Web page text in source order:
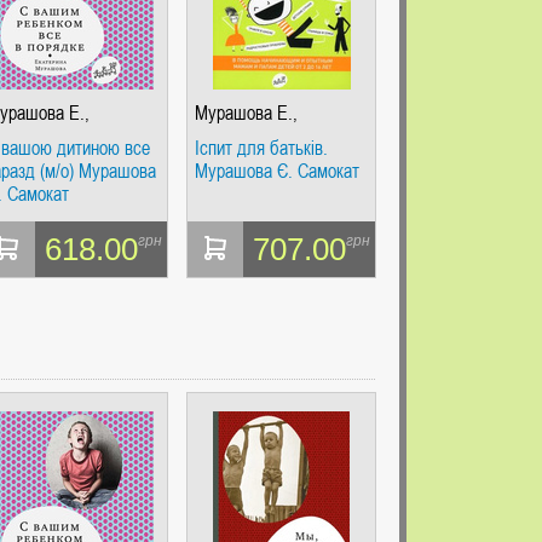
Е.,
Н.
дитиною все
(м/о) Мурашова
Самокат
618.00грн
Мурашова Е.,
Майорова Н.
Іспит для батьків.
Мурашова Є. Самокат
707.00грн